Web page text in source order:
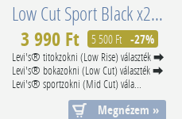
Low Cut Sport Black x2 Superior Cotton 701203953006
3 990 Ft 5 500 Ft -27%
Levi's® titokzokni (Low Rise) választék ⮕
Levi's® bokazokni (Low Cut) választék ⮕
Levi's® sportzokni (Mid Cut) vála...
Megnézem »